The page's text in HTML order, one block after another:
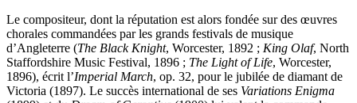
Le compositeur, dont la réputation est alors fondée sur des œuvres
chorales commandées par les grands festivals de musique
d’Angleterre (The Black Knight, Worcester, 1892 ; King Olaf, North
Staffordshire Music Festival, 1896 ; The Light of Life, Worcester,
1896), écrit l’Imperial March, op. 32, pour le jubilée de diamant de
Victoria (1897). Le succès international de ses Variations Enigma